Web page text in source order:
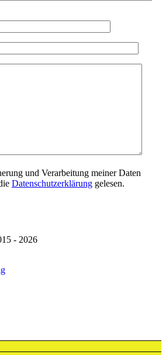
und Verarbeitung meiner Daten
Datenschutzerklärung gelesen.
- 2026